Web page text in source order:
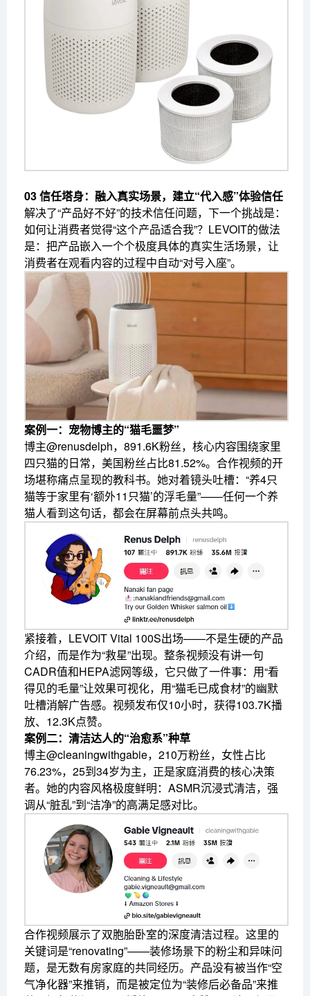
03 信任塔身：融入真实场景，建立“代入感”体验信任
解决了“产品好不好”的技术信任问题，下一个挑战是：
如何让消费者觉得“这个产品适合我”？LEVOIT的做法
是：把产品嵌入一个个极度具体的真实生活场景，让
消费者在观看内容的过程中自动“对号入座”。
案例一：宠物博主的“猫毛噩梦”
博主@renusdelph，891.6K粉丝，核心内容围绕家里
四只猫的日常，美国粉丝占比81.52%。合作视频的开
场堪称痛点呈现的教科书。她对着镜头吐槽：“养4只
猫等于家里有‘额外11只猫’的浮毛量”——任何一个养
猫人看到这句话，都会在屏幕前点头共鸣。
紧接着，LEVOIT Vital 100S出场——不是生硬的产品
介绍，而是作为“救星”出现。整条视频没有讲一句
CADR值和HEPA滤网等级，它只做了一件事：用“看
得见的毛量”让效果可视化，用“猫毛已成食材”的幽默
吐槽消解广告感。视频发布仅10小时，获得103.7K播
放、12.3K点赞。
案例二：清洁达人的“治愈系”种草
博主@cleaningwithgabie，210万粉丝，女性占比
76.23%，25到34岁为主，正是家庭消费的核心决策
者。她的内容风格极度鲜明：ASMR沉浸式清洁，强
调从“脏乱”到“洁净”的高满足感对比。
合作视频展示了双胞胎卧室的深度清洁过程。这里的
关键词是“renovating”——装修场景下的粉尘和异味问
题，是无数有房家庭的共同经历。产品没有被当作“空
气净化器”来推销，而是被定位为“装修后必备品”来推